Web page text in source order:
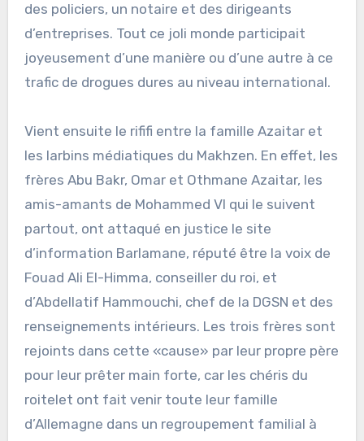
des policiers, un notaire et des dirigeants
d’entreprises. Tout ce joli monde participait
joyeusement d’une manière ou d’une autre à ce
trafic de drogues dures au niveau international.
Vient ensuite le rififi entre la famille Azaitar et
les larbins médiatiques du Makhzen. En effet, les
frères Abu Bakr, Omar et Othmane Azaitar, les
amis-amants de Mohammed VI qui le suivent
partout, ont attaqué en justice le site
d’information Barlamane, réputé être la voix de
Fouad Ali El-Himma, conseiller du roi, et
d’Abdellatif Hammouchi, chef de la DGSN et des
renseignements intérieurs. Les trois frères sont
rejoints dans cette «cause» par leur propre père
pour leur prêter main forte, car les chéris du
roitelet ont fait venir toute leur famille
d’Allemagne dans un regroupement familial à